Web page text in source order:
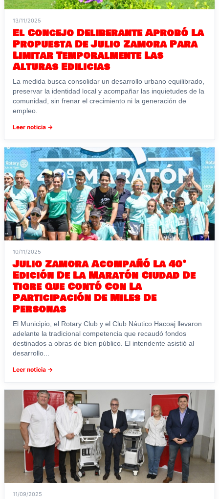
13/11/2025
El Concejo Deliberante Aprobó La
Propuesta De Julio Zamora Para
Limitar Temporalmente Las
Alturas Edilicias
La medida busca consolidar un desarrollo urbano equilibrado,
preservar la identidad local y acompañar las inquietudes de la
comunidad, sin frenar el crecimiento ni la generación de
empleo.
Leer noticia →
10/11/2025
Julio Zamora Acompañó La 40°
Edición De La Maratón Ciudad De
Tigre Que Contó Con La
Participación De Miles De
Personas
El Municipio, el Rotary Club y el Club Náutico Hacoaj llevaron
adelante la tradicional competencia que recaudó fondos
destinados a obras de bien público. El intendente asistió al
desarrollo...
Leer noticia →
11/09/2025